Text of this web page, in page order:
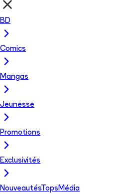
BD
Comics
Mangas
Jeunesse
Promotions
Exclusivités
NouveautésTops Média